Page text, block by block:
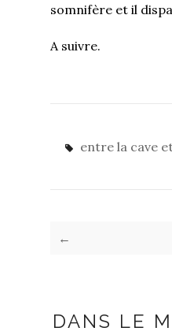
somnifère et il
A suivre.
entre la cave
←
DANS LE